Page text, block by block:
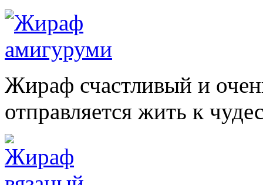
Жираф счастливый и
отправляется жить к